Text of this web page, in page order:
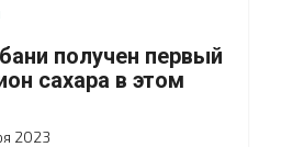
получен первый
сахара в этом
2023